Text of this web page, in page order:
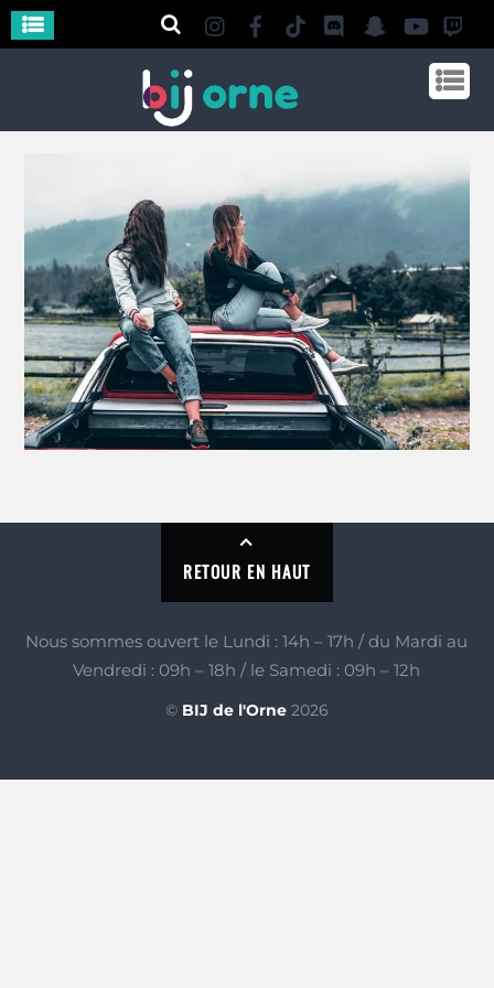
RETOUR EN HAUT
Nous sommes ouvert le Lundi : 14h – 17h / du Mardi au
Vendredi : 09h – 18h / le Samedi : 09h – 12h
© BIJ de l'Orne 2026